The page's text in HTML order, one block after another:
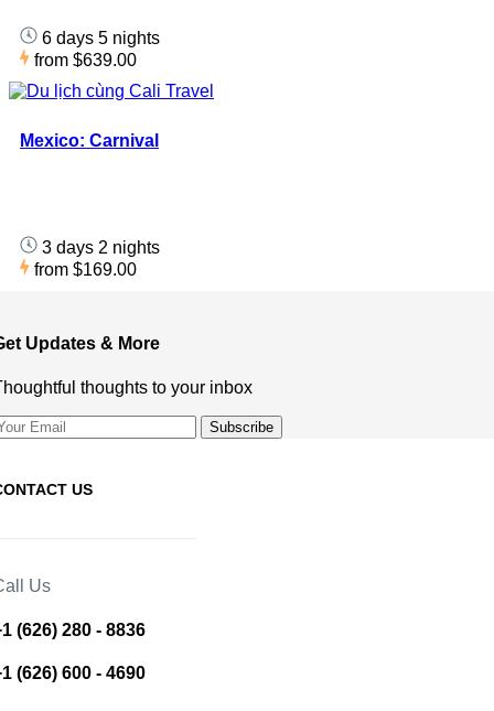
6 days 5 nights
from $639.00
Mexico: Carnival
3 days 2 nights
from $169.00
Updates & More
thoughts to your inbox
US
Us
(626) 280 - 8836
(626) 600 - 4690